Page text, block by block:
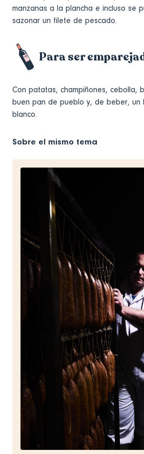
manzanas a la plancha e incluso se
sazonar un filete de pescado.
Para ser
Con patatas, champiñones, cebolla,
buen pan de pueblo y, de beber, un
blanco.
Sobre el mismo tema